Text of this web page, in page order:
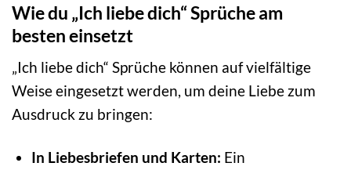
Wie du „Ich liebe dich“ Sprüche am
besten einsetzt
„Ich liebe dich“ Sprüche können auf vielfältige
Weise eingesetzt werden, um deine Liebe zum
Ausdruck zu bringen:
In Liebesbriefen und Karten: Ein